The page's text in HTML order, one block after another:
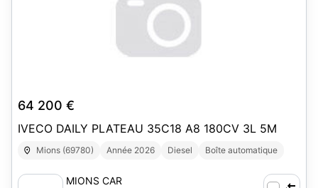
64 200 €
IVECO DAILY PLATEAU 35C18 A8 180CV 3L 5M
Mions (69780) Année 2026 Diesel Boîte automatique
MIONS CAR